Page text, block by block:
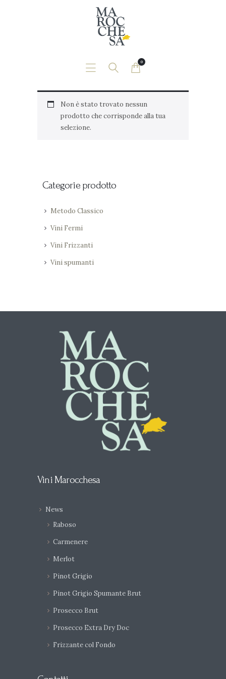
0
Non è stato trovato nessun
prodotto che corrisponde alla tua
selezione.
Categorie prodotto
Metodo Classico
Vini Fermi
Vini Frizzanti
Vini spumanti
Vini Marocchesa
News
Raboso
Carmenere
Merlot
Pinot Grigio
Pinot Grigio Spumante Brut
Prosecco Brut
Prosecco Extra Dry Doc
Frizzante col Fondo